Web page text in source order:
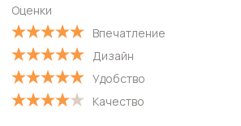
С низкой оценкой
Оценки
Впечатление
Дизайн
Удобство
Качество